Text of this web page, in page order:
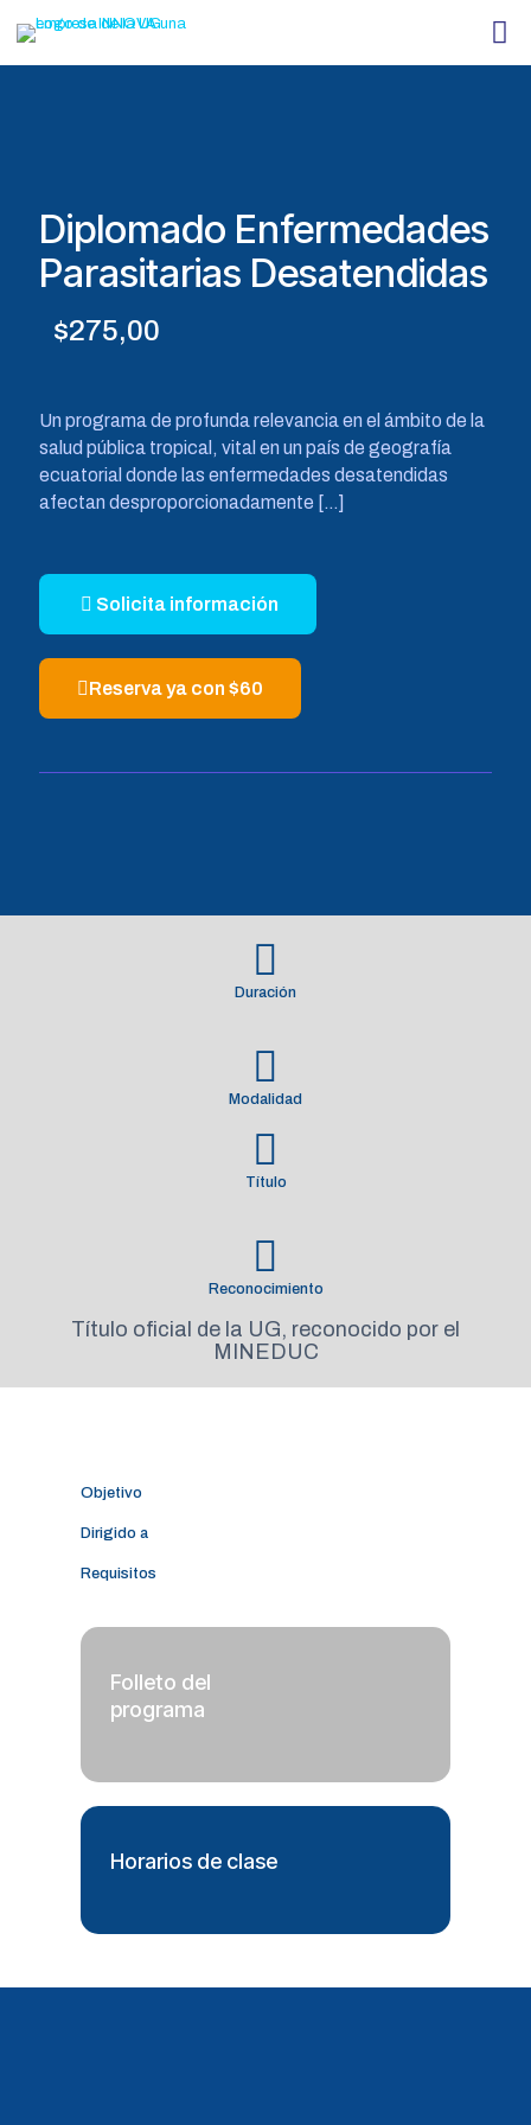
Diplomado Enfermedades
Parasitarias Desatendidas
$275,00
Un programa de profunda relevancia en el ámbito de la
salud pública tropical, vital en un país de geografía
ecuatorial donde las enfermedades desatendidas
afectan desproporcionadamente […]
Solicita información
Reserva ya con $60
Duración
Modalidad
Título
Reconocimiento
Título oficial de la UG, reconocido por el
MINEDUC
Objetivo
Dirigido a
Requisitos
Folleto del
programa
Horarios de clase